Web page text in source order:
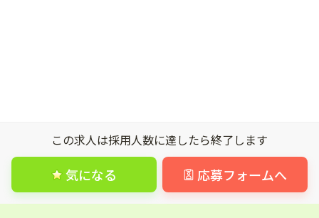
この求人は採用人数に達したら終了します
気になる 応募フォームへ